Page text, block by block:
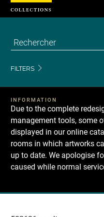
FILTERS
INFORMATION
Due to the complete
management tools, some
displayed in our online
rooms in which artworks
up to date. We apologise
caused while normal
Recherche
Cookies management panel